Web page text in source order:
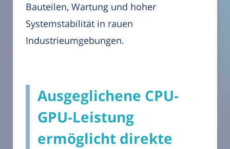
Bauteilen, Wartung und hoher
Systemstabilität in rauen
Industrieumgebungen.
Ausgeglichene CPU-
GPU-Leistung
ermöglicht direkte